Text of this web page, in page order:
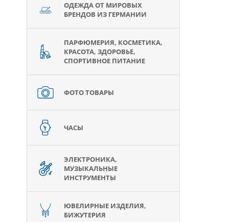
ОДЕЖДА ОТ МИРОВЫХ
БРЕНДОВ ИЗ ГЕРМАНИИ
ПАРФЮМЕРИЯ, КОСМЕТИКА,
КРАСОТА, ЗДОРОВЬЕ,
СПОРТИВНОЕ ПИТАНИЕ
ФОТО ТОВАРЫ
ЧАСЫ
ЭЛЕКТРОНИКА,
МУЗЫКАЛЬНЫЕ
ИНСТРУМЕНТЫ
ЮВЕЛИРНЫЕ ИЗДЕЛИЯ,
БИЖУТЕРИЯ